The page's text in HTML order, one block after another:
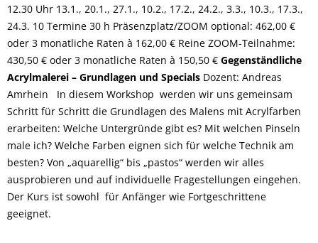
12.30 Uhr 13.1., 20.1., 27.1., 10.2., 17.2., 24.2., 3.3., 10.3., 17.3.,
24.3. 10 Termine 30 h Präsenzplatz/ZOOM optional: 462,00 €
oder 3 monatliche Raten à 162,00 € Reine ZOOM-Teilnahme:
430,50 € oder 3 monatliche Raten à 150,50 € Gegenständliche
Acrylmalerei – Grundlagen und Specials Dozent: Andreas
Amrhein In diesem Workshop werden wir uns gemeinsam
Schritt für Schritt die Grundlagen des Malens mit Acrylfarben
erarbeiten: Welche Untergründe gibt es? Mit welchen Pinseln
male ich? Welche Farben eignen sich für welche Technik am
besten? Von „aquarellig“ bis „pastos“ werden wir alles
ausprobieren und auf individuelle Fragestellungen eingehen.
Der Kurs ist sowohl für Anfänger wie Fortgeschrittene
geeignet.